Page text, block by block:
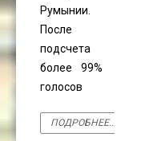
Румынии.
После
подсчета
более 99%
голосов
ПОДРОБНЕЕ...